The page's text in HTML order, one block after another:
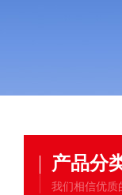
产品分
我们相信优质